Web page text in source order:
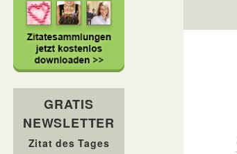
GRATIS
NEWSLETTER
Zitat des Tages